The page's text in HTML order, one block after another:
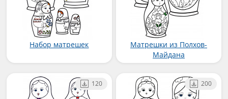
Набор матрешек
Матрешки из Полхов-
Майдана
120 200